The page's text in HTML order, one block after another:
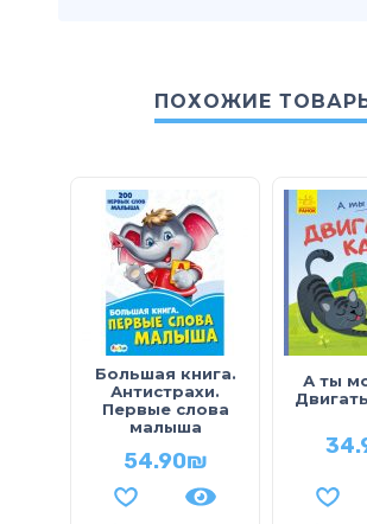
ПОХОЖИЕ
Большая книга.
Антистрахи.
Первые слова
малыша
54.90₪
А ты